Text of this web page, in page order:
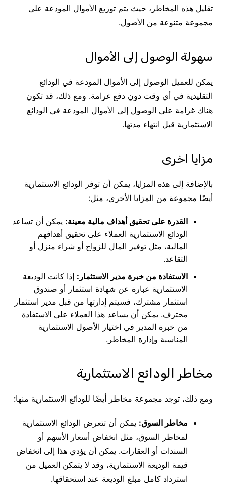
تقليل هذه المخاطر، حيث يتم توزيع الأموال المودعة على
مجموعة متنوعة من الأصول.
سهولة الوصول إلى الأموال
يمكن للعميل الوصول إلى الأموال المودعة في الودائع
التقليدية في أي وقت دون دفع غرامة. ومع ذلك، قد تكون
هناك غرامة على الوصول إلى الأموال المودعة في الودائع
الاستثمارية قبل انتهاء مدتها.
مزايا اخرى
بالإضافة إلى هذه المزايا، يمكن أن توفر الودائع الاستثمارية
أيضًا مجموعة من المزايا الأخرى، مثل:
القدرة على تحقيق أهداف مالية معينة: يمكن أن تساعد
الودائع الاستثمارية العملاء على تحقيق أهدافهم
المالية، مثل توفير المال للزواج أو شراء منزل أو
التقاعد.
الاستفادة من خبرة مدير الاستثمار: إذا كانت الوديعة
الاستثمارية عبارة عن شهادة استثمار أو صندوق
استثمار مشترك، فسيتم إدارتها من قبل مدير استثمار
محترف. يمكن أن يساعد هذا العملاء على الاستفادة
من خبرة المدير في اختيار الأصول الاستثمارية
المناسبة وإدارة المخاطر.
مخاطر الودائع الاستثمارية
ومع ذلك، توجد مجموعة مخاطر أيضًا للودائع الاستثمارية منها:
مخاطر السوق: يمكن أن تتعرض الودائع الاستثمارية
لمخاطر السوق، مثل انخفاض أسعار الأسهم أو
السندات أو العقارات. يمكن أن يؤدي هذا إلى انخفاض
قيمة الوديعة الاستثمارية، وقد لا يتمكن العميل من
استرداد كامل مبلغ الوديعة عند استحقاقها.